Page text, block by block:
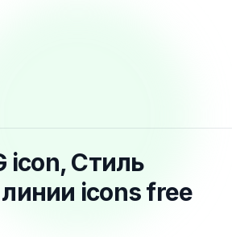
icon, Стиль
icons free